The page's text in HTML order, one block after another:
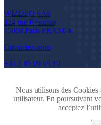
WIZDEO SAS
124 rue Réaumur
75002 Paris FRANCE
Contactez-nous
+33 1 85 09 05 10
Nous utilisons des Cookies
utilisateur. En poursuivant
acceptez